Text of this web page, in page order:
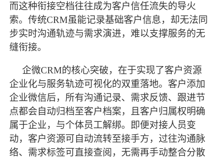
而这种衔接空档往往成为客户信任流失的导火
索。传统CRM虽能记录基础客户信息，却无法同
步实时沟通轨迹与需求演进，难以支撑服务的无
缝衔接。
企微CRM的核心突破，在于实现了客户资源
企业化与服务轨迹可视化的双重落地。客户添加
企业微信后，所有沟通记录、需求反馈、跟进节
点都会自动归档至客户档案，且客户归属权明确
属于企业，与个体员工解绑。即便对接人员变
动，客户资源可自动流转至接手方，过往沟通脉
络、需求标签可直接查阅，无需再手动整合分散